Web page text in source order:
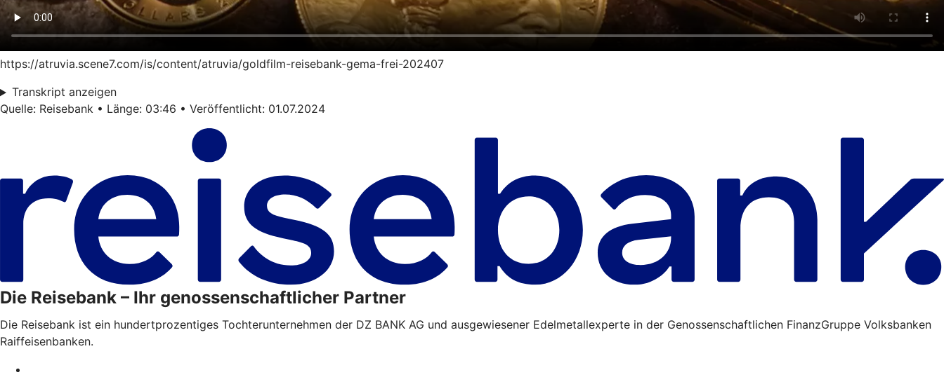
https://atruvia.scene7.com/is/content/atruvia/goldfilm-reisebank-gema-frei-202407
Transkript anzeigen
Quelle: Reisebank • Länge: 03:46 • Veröffentlicht: 01.07.2024
Die Reisebank – Ihr genossenschaftlicher Partner
Die Reisebank ist ein hundertprozentiges Tochterunternehmen der DZ BANK AG und ausgewiesener Edelmetallexperte in der Genossenschaftlichen FinanzGruppe Volksbanken
Raiffeisenbanken.